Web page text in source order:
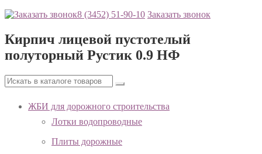
8 (3452) 51-90-10 Заказать звонок
Кирпич лицевой пустотелый
полуторный Рустик 0.9 НФ
ЖБИ для дорожного строительства
Лотки водопроводные
Плиты дорожные